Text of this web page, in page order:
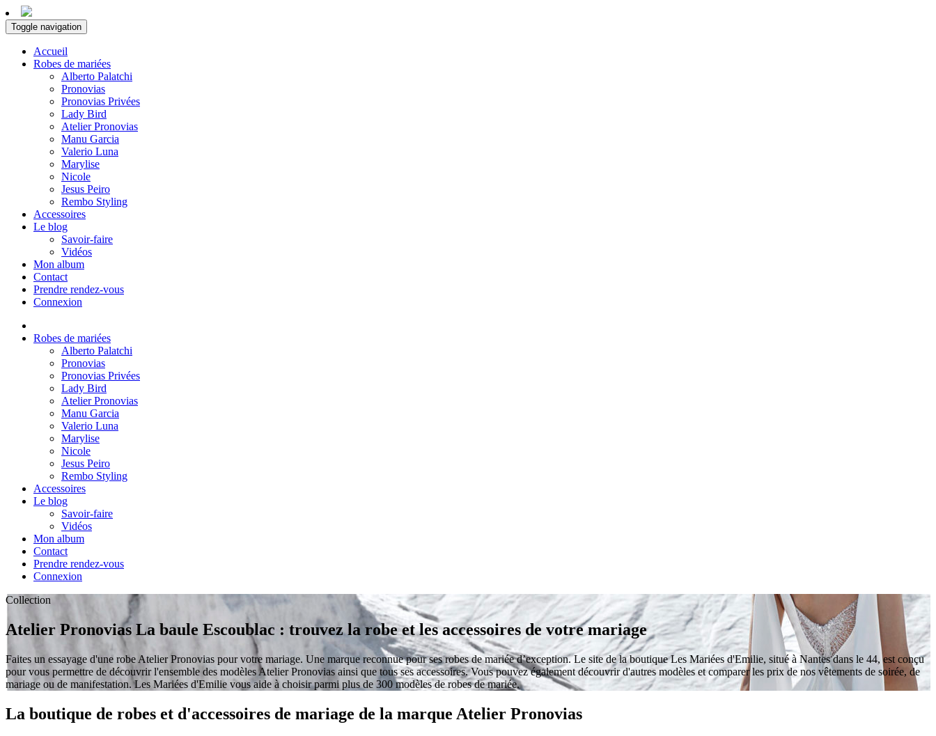
Toggle navigation
Accueil
Robes de mariées
Alberto Palatchi
Pronovias
Pronovias Privées
Lady Bird
Atelier Pronovias
Manu Garcia
Valerio Luna
Marylise
Nicole
Jesus Peiro
Rembo Styling
Accessoires
Le blog
Savoir-faire
Vidéos
Mon album
Contact
Prendre rendez-vous
Connexion
Robes de mariées
Alberto Palatchi
Pronovias
Pronovias Privées
Lady Bird
Atelier Pronovias
Manu Garcia
Valerio Luna
Marylise
Nicole
Jesus Peiro
Rembo Styling
Accessoires
Le blog
Savoir-faire
Vidéos
Mon album
Contact
Prendre rendez-vous
Connexion
Collection
Atelier Pronovias La baule Escoublac : trouvez la robe et les accessoires de votre mariage
Faites un essayage d'une robe Atelier Pronovias pour votre mariage. Une marque reconnue pour ses robes de mariée d’exception. Le site de la boutique Les Mariées d'Emilie, situé à Nantes dans le 44, est conçu
pour vous permettre de découvrir l'ensemble des modèles Atelier Pronovias ainsi que tous ses accessoires. Vous pouvez également découvrir d'autres modèles et comparer les prix de nos vêtements de soirée, de
mariage ou de manifestation. Les Mariées d'Emilie vous aide à choisir parmi plus de 300 modèles de robes de mariée.
La boutique de robes et d'accessoires de mariage de la marque Atelier Pronovias